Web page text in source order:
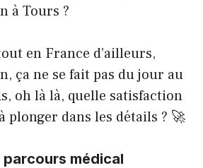
à Tours ?
en France d’ailleurs,
ça ne se fait pas du jour au
oh là là, quelle satisfaction
plonger dans les détails ? 🚀
parcours médical